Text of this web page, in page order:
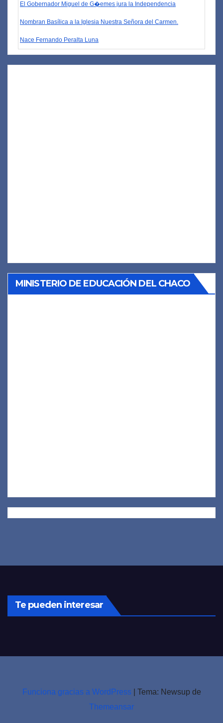
El Gobernador Miguel de G�emes jura la Independencia
Nombran Basílica a la Iglesia Nuestra Señora del Carmen.
Nace Fernando Peralta Luna
MINISTERIO DE EDUCACIÓN DEL CHACO
Te pueden interesar
Funciona gracias a WordPress
Tema: Newsup de
Themeansar